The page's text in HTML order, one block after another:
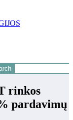
rinkos
pardavimų